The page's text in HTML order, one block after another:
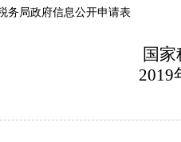
务局政府信息公开申请表
税务
年12